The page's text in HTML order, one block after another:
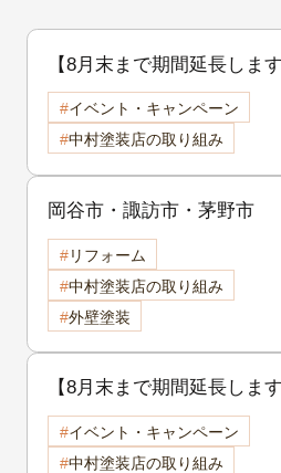
【8月末まで期間延長しま
域感謝祭開催中！外壁・屋
をご検討中の方へ
イベント・キャンペーン
中村塗装店の取り組み
岡谷市・諏訪市・茅野市
リーズ 第1回】外壁のひび
険？クラック補修の重要性
スクを徹底解説
リフォーム
中村塗装店の取り組み
外壁塗装
【8月末まで期間延長しま
域感謝祭開催中！外壁・屋
をご検討中の方へ
イベント・キャンペーン
中村塗装店の取り組み